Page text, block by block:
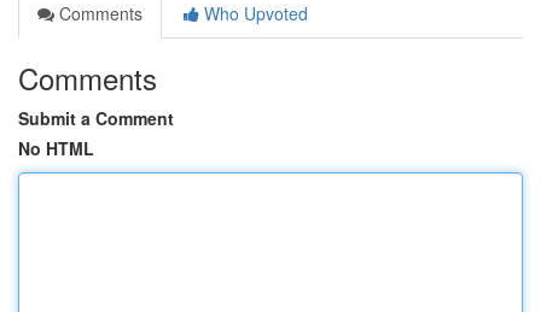
Comments
Who Upvoted
Comments
Submit a Comment
No HTML